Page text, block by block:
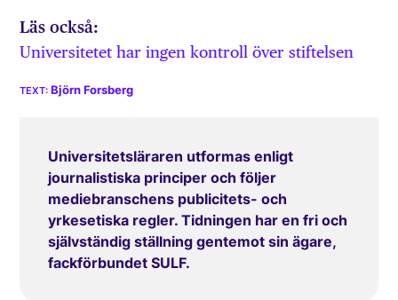
Läs också:
Universitetet har ingen kontroll över stiftelsen
Björn Forsberg
Universitetsläraren utformas enligt
journalistiska principer och följer
mediebranschens publicitets- och
yrkesetiska regler. Tidningen har en fri och
självständig ställning gentemot sin ägare,
fackförbundet SULF.